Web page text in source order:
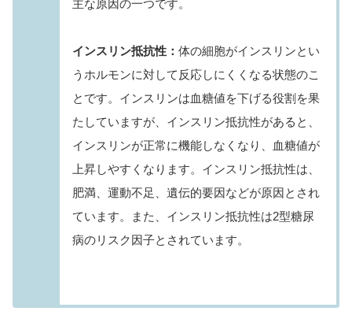
主な原因の一つです。
インスリン抵抗性： 体の細胞がインスリンとい
うホルモンに対して反応しにくくなる状態のこ
とです。インスリンは血糖値を下げる役割を果
たしていますが、インスリン抵抗性があると、
インスリンが正常に機能しなくなり、血糖値が
上昇しやすくなります。 インスリン抵抗性は、
肥満、運動不足、遺伝的要因などが原因とされ
ています。また、インスリン抵抗性は2型糖尿
病のリスク因子とされています。